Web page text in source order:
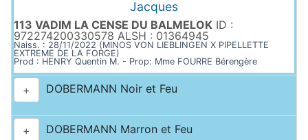
Jacques
113 VADIM LA CENSE DU BALMELOK ID :
972274200330578 ALSH : 01364945
Naiss. : 28/11/2022 (MINOS VON LIEBLINGEN X PIPELLETTE
EXTREME DE LA FORGE)
Prod : HENRY Quentin M. - Prop: Mme FOURRE Bérengère
+ DOBERMANN Noir et Feu
+ DOBERMANN Marron et Feu